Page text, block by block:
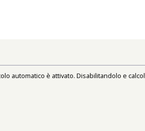
automatico è attivato. Disabilitandolo e